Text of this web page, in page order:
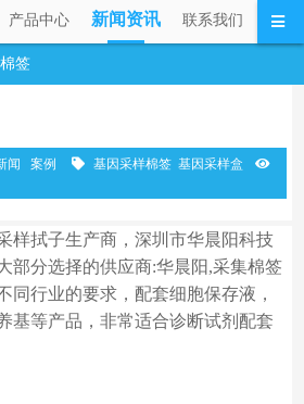
产品中心 新闻资讯 联系我们
签
闻 案例 基因采样棉签 基因采样盒
样拭子生产商，深圳市华晨阳科技
部分选择的供应商:华晨阳,采集棉签
同行业的要求，配套细胞保存液，
基等产品，非常适合诊断试剂配套